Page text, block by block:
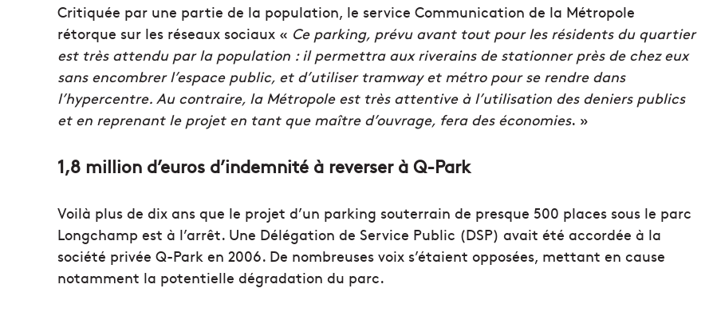
Critiquée par une partie de la population, le service Communication de la Métropole
rétorque sur les réseaux sociaux « Ce parking, prévu avant tout pour les résidents du quartier
est très attendu par la population : il permettra aux riverains de stationner près de chez eux
sans encombrer l’espace public, et d’utiliser tramway et métro pour se rendre dans
l’hypercentre. Au contraire, la Métropole est très attentive à l’utilisation des deniers publics
et en reprenant le projet en tant que maître d’ouvrage, fera des économies. »
1,8 million d’euros d’indemnité à reverser à Q-Park
Voilà plus de dix ans que le projet d’un parking souterrain de presque 500 places sous le parc
Longchamp est à l’arrêt. Une Délégation de Service Public (DSP) avait été accordée à la
société privée Q-Park en 2006. De nombreuses voix s’étaient opposées, mettant en cause
notamment la potentielle dégradation du parc.